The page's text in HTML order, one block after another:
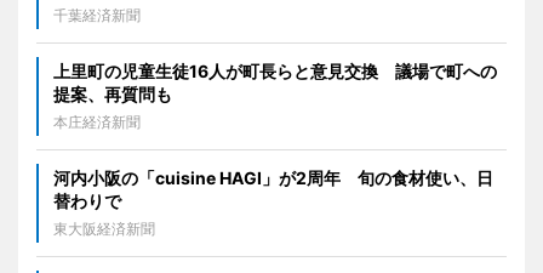
千葉経済新聞
上里町の児童生徒16人が町長らと意見交換 議場で町への
提案、再質問も
本庄経済新聞
河内小阪の「cuisine HAGI」が2周年 旬の食材使い、日
替わりで
東大阪経済新聞